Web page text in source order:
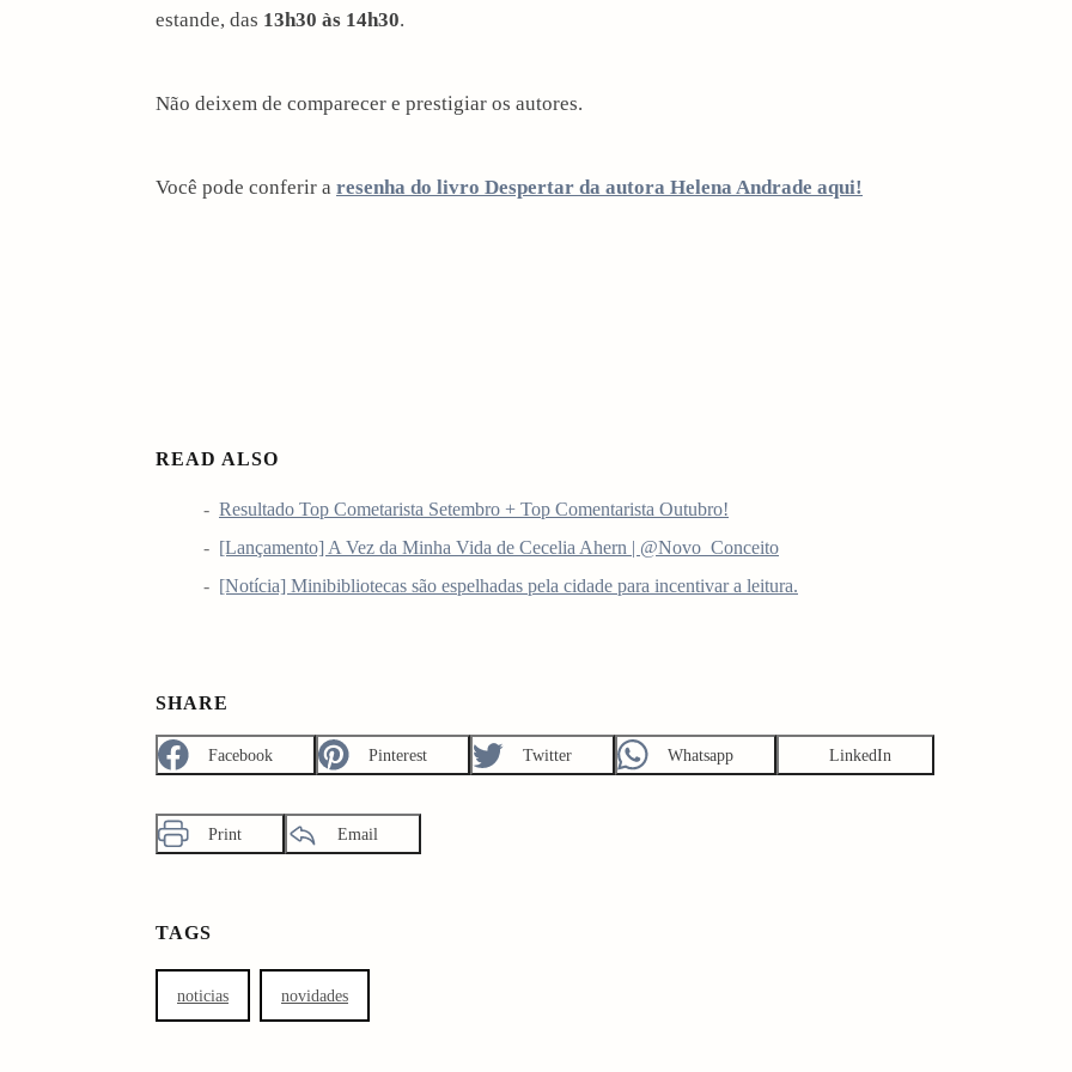
estande, das 13h30 às 14h30.
Não deixem de comparecer e prestigiar os autores.
Você pode conferir a resenha do livro Despertar da autora Helena Andrade aqui!
READ ALSO
Resultado Top Cometarista Setembro + Top Comentarista Outubro!
[Lançamento] A Vez da Minha Vida de Cecelia Ahern | @Novo_Conceito
[Notícia] Minibibliotecas são espelhadas pela cidade para incentivar a leitura.
SHARE
Facebook Pinterest Twitter Whatsapp LinkedIn
Print Email
TAGS
noticias novidades